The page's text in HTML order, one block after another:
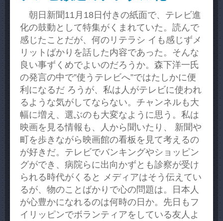
朝日新聞11月18日付きの紙面で、テレビ進
化の鼓動として特集がくまれていた。読んで
感じたことだが、何のリテラシ イも感じずメ
リットばかりを話した内容であった。そんな
良い事ずくめでよいのだろうか。森下洋一氏
の発言の中で”使うテレビへ”ではたしかに便
利になるだ ろうが、私は人がテレビに使われ
るような気がしてならない。チャンネルも大
幅に増え、選ぶのも大変なように思う。私は
映画を見る情報も、人から聞いたり、 新聞や
町を歩きながら映画館の看板を見て考えるの
が好きだ。テレビでバンキングやショッピン
グができ、病院らに出向かずとも診察が受け
られる時代がくると メディアはそう伝えてい
るが、物のことばかりで心の問題は。日本人
が心豊かになれるのは何時の日か。先日もフ
イリッピンでボランティアをしている友人よ